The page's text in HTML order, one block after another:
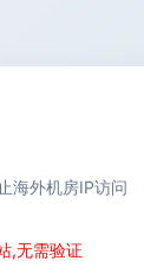
海外机房IP访问
,无需验证